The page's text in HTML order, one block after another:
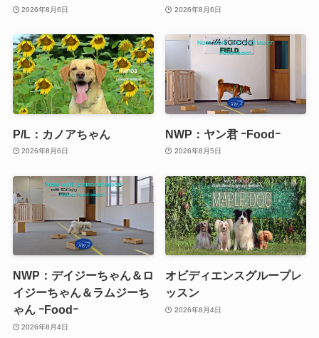
2026年8月6日 2026年8月6日
P/L：カノアちゃん
2026年8月6日
NWP：ヤン君 ｰFoodｰ
2026年8月5日
NWP：デイジーちゃん＆ロ
イジーちゃん＆ラムジーち
ゃん ｰFoodｰ
2026年8月4日
オビディエンスグループレ
ッスン
2026年8月4日